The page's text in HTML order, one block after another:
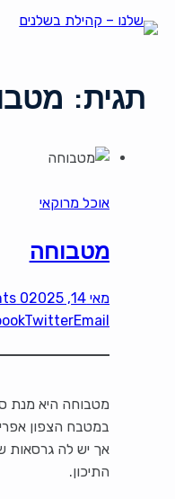
תגית:
אוכל מרוקאי
מטבוחה
מאי 14, 2025
0 Comments
TwitterEmail
מטבוחה היא מנת
במטבח הצפון
אך יש לה גרסאות
התיכון.